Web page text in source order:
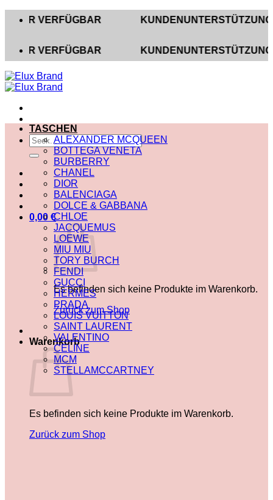
Inhalt
KUNDENUNTERSTÜTZUNG AUF
KUNDENUNTERSTÜTZUNG AUF
Suche
nach:
0,00 €
Es befinden sich keine Produkte im Warenkorb.
Zurück zum Shop
Warenkorb
Es befinden sich keine Produkte im Warenkorb.
Zurück zum Shop
TASCHEN
ALEXANDER MCQUEEN
BOTTEGA VENETA
BURBERRY
CHANEL
DIOR
BALENCIAGA
DOLCE & GABBANA
CHLOE
JACQUEMUS
LOEWE
MIU MIU
TORY BURCH
FENDI
GUCCI
HERMES
PRADA
LOUIS VUITTON
SAINT LAURENT
VALENTINO
CELINE
MCM
STELLAMCCARTNEY